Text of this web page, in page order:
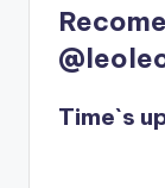
Time`s